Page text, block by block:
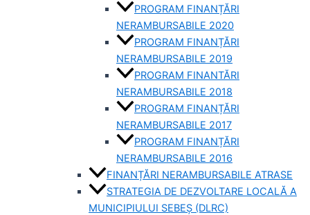
PROGRAM FINANȚĂRI
NERAMBURSABILE 2020
PROGRAM FINANȚĂRI
NERAMBURSABILE 2019
PROGRAM FINANTĂRI
NERAMBURSABILE 2018
PROGRAM FINANȚĂRI
NERAMBURSABILE 2017
PROGRAM FINANȚĂRI
NERAMBURSABILE 2016
FINANȚĂRI NERAMBURSABILE ATRASE
STRATEGIA DE DEZVOLTARE LOCALĂ A
MUNICIPIULUI SEBEȘ (DLRC)